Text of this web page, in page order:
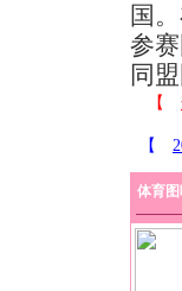
国
参
同
体育图